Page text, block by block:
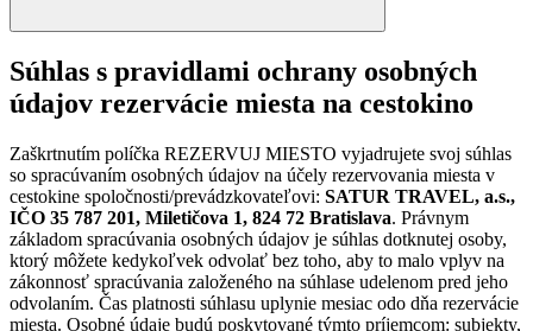
Súhlas s pravidlami ochrany osobných
údajov rezervácie miesta na cestokino
Zaškrtnutím políčka REZERVUJ MIESTO vyjadrujete svoj súhlas
so spracúvaním osobných údajov na účely rezervovania miesta v
cestokine spoločnosti/prevádzkovateľovi: SATUR TRAVEL, a.s.,
IČO 35 787 201, Miletičova 1, 824 72 Bratislava. Právnym
základom spracúvania osobných údajov je súhlas dotknutej osoby,
ktorý môžete kedykoľvek odvolať bez toho, aby to malo vplyv na
zákonnosť spracúvania založeného na súhlase udelenom pred jeho
odvolaním. Čas platnosti súhlasu uplynie mesiac odo dňa rezervácie
miesta. Osobné údaje budú poskytované týmto príjemcom: subjekty,